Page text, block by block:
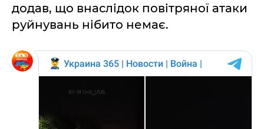
додав, що внаслідок повітряної атаки
руйнувань нібито немає.